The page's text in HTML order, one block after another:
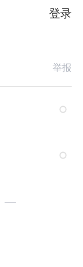
登录
举报